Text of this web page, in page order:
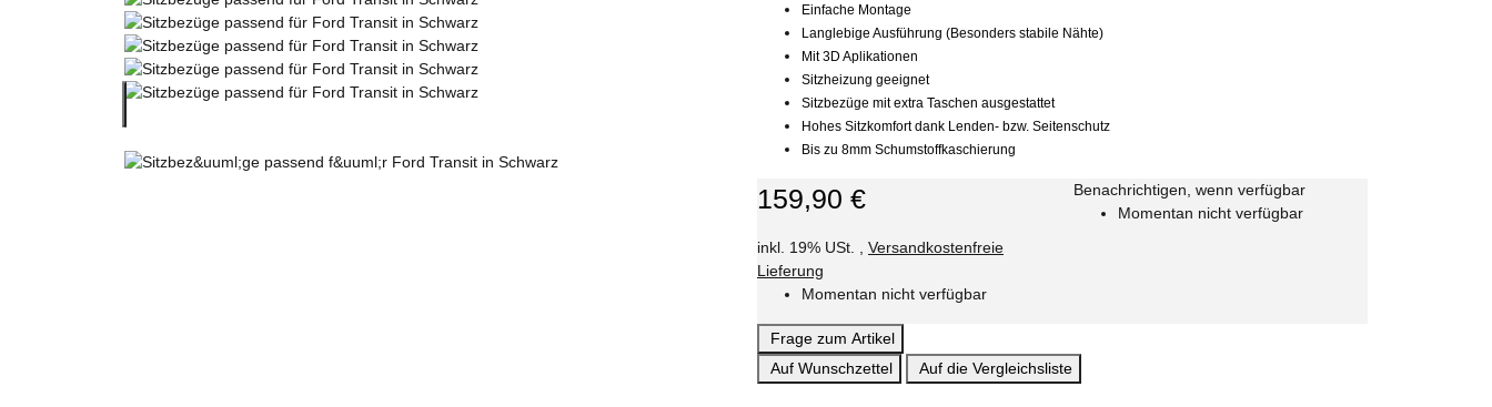
Einfache Montage
Langlebige Ausführung (Besonders stabile Nähte)
Mit 3D Aplikationen
Sitzheizung geeignet
Sitzbezüge mit extra Taschen ausgestattet
Hohes Sitzkomfort dank Lenden- bzw. Seitenschutz
Bis zu 8mm Schumstoffkaschierung
159,90 €
inkl. 19% USt. , Versandkostenfreie
Lieferung
Momentan nicht verfügbar
Benachrichtigen, wenn verfügbar
Momentan nicht verfügbar
Frage zum Artikel
Auf Wunschzettel
Auf die Vergleichsliste